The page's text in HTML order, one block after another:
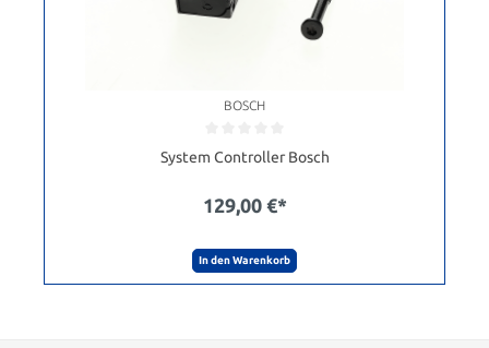
BOSCH
System Controller Bosch
129,00 €*
In den Warenkorb